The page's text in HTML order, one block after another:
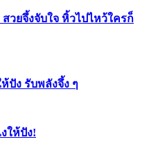
วยจึ้งจับใจ หิ้วไปไหว้ใครก็
ปัง รับพลังจึ้ง ๆ
ให้ปัง!